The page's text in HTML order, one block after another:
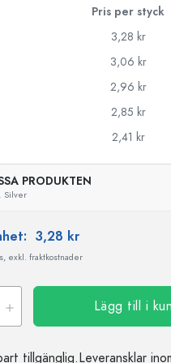
Pris per styck
3,28 kr
3,06 kr
2,96 kr
2,85 kr
2,41 kr
PRODUKTEN
Silver
3,28 kr
exkl. fraktkostnader
Lägg till i
tillgänglig.Leveransklar